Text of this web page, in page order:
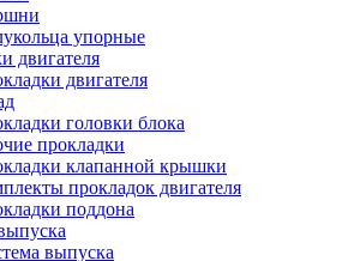
упорные
двигателя
двигателя
головки блока
прокладки
клапанной крышки
прокладок двигателя
поддона
выпуска